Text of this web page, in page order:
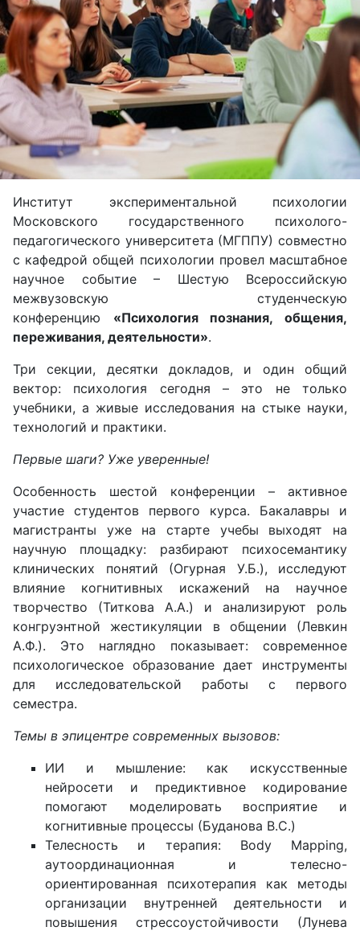
Институт экспериментальной психологии
Московского государственного психолого-
педагогического университета (МГППУ) совместно
с кафедрой общей психологии провел масштабное
научное событие – Шестую Всероссийскую
межвузовскую студенческую
конференцию «Психология познания, общения,
переживания, деятельности».
Три секции, десятки докладов, и один общий
вектор: психология сегодня – это не только
учебники, а живые исследования на стыке науки,
технологий и практики.
Первые шаги? Уже уверенные!
Особенность шестой конференции – активное
участие студентов первого курса. Бакалавры и
магистранты уже на старте учебы выходят на
научную площадку: разбирают психосемантику
клинических понятий (Огурная У.Б.), исследуют
влияние когнитивных искажений на научное
творчество (Титкова А.А.) и анализируют роль
конгруэнтной жестикуляции в общении (Левкин
А.Ф.). Это наглядно показывает: современное
психологическое образование дает инструменты
для исследовательской работы с первого
семестра.
Темы в эпицентре современных вызовов:
ИИ и мышление: как искусственные
нейросети и предиктивное кодирование
помогают моделировать восприятие и
когнитивные процессы (Буданова В.С.)
Телесность и терапия: Body Mapping,
аутоординационная и телесно-
ориентированная психотерапия как методы
организации внутренней деятельности и
повышения стрессоустойчивости (Лунева